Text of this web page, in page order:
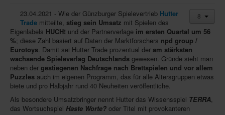
SpieleMag
Infos
Shop
Download spielbox Special 2025
Newsletter
Spieledatenbank
Premium login
23.04.2021 - Wie der Günzburger Spielevertrieb Hutter
Trade mitteilte, stieg sein Umsatz mit Spielen des
Eigenlabels HUCH! und der Partnerverlage im ersten Quartal um 56
%; diese Zahl basiert auf Daten der Marktforschers npd group /
Eurotoys . Damit sei Hutter Trade prozentual der am stärksten
wachsende Spieleverlag Deutschlands gewesen. Gründe sieht man
neben der gestiegenen Nachfrage nach Brettspielen und vor allem
Puzzles auch im eigenen Programm, das für alle Altersgruppen etwas
biete und pro Halbjahr rund 40 Neuheiten veröffentliche.
Als besondere Umsatzbringer nennt Hutter das Wissensspiel TERRA
das Wortsuchspiel Haste Worte? oder Titel mit provokanteren